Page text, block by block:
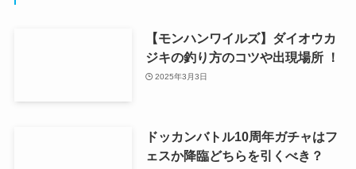
【モンハンワイルズ】ダイオウカ
ジキの釣り方のコツや出現場所 ！
2025年3月3日
ドッカンバトル10周年ガチャはフ
ェスか降臨どちらを引くべき？